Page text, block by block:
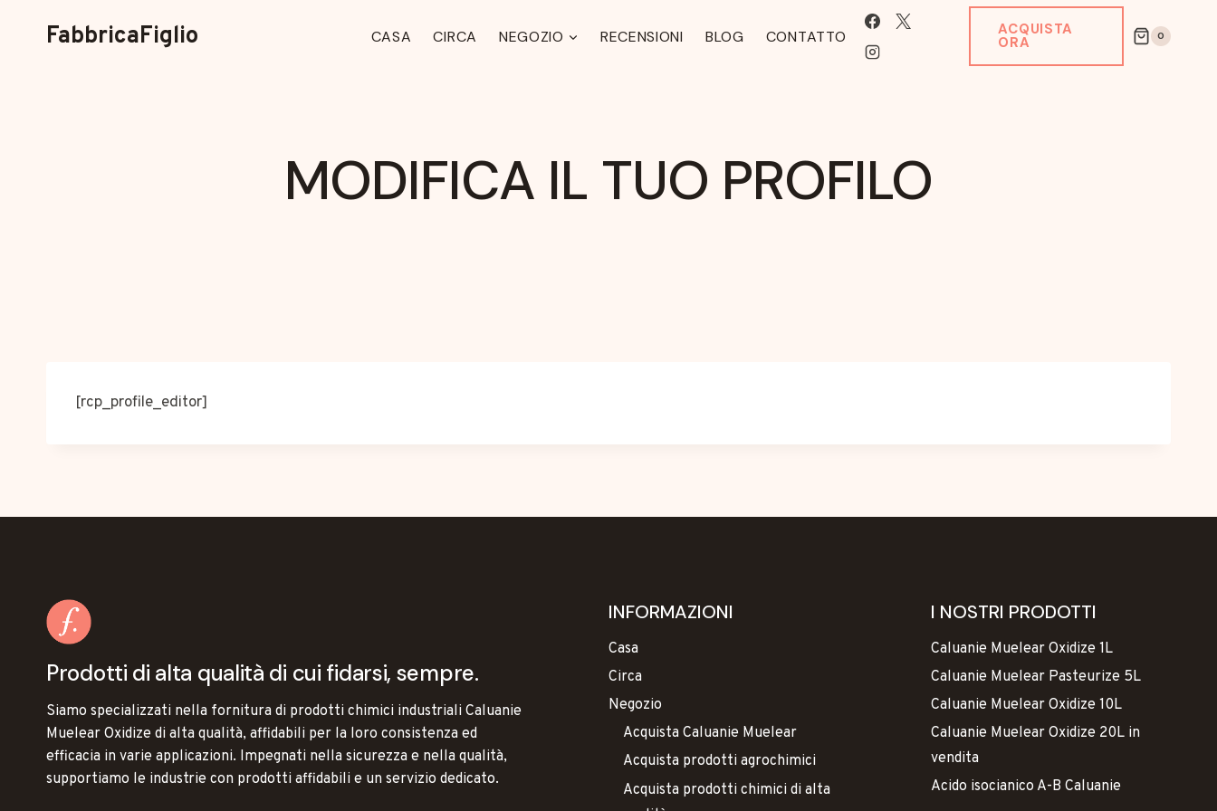
FabbricaFiglio CASA CIRCA NEGOZIO RECENSIONI BLOG CONTATTO ACQUISTA
ORA 0
MODIFICA IL TUO PROFILO
[rcp_profile_editor]
Prodotti di alta qualità di cui fidarsi, sempre.
Siamo specializzati nella fornitura di prodotti chimici industriali Caluanie
Muelear Oxidize di alta qualità, affidabili per la loro consistenza ed
efficacia in varie applicazioni. Impegnati nella sicurezza e nella qualità,
supportiamo le industrie con prodotti affidabili e un servizio dedicato.
INFORMAZIONI
Casa
Circa
Negozio
Acquista Caluanie Muelear
Acquista prodotti agrochimici
Acquista prodotti chimici di alta
I NOSTRI PRODOTTI
Caluanie Muelear Oxidize 1L
Caluanie Muelear Pasteurize 5L
Caluanie Muelear Oxidize 10L
Caluanie Muelear Oxidize 20L in
vendita
Acido isocianico A-B Caluanie